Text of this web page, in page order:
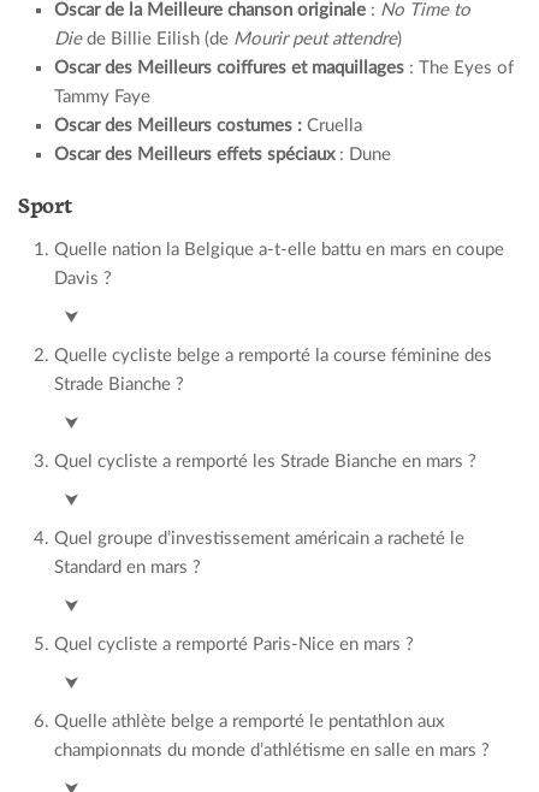
Oscar de la Meilleure chanson originale : No Time to
Diede Billie Eilish (de Mourir peut attendre)
Oscar des Meilleurs coiffures et maquillages : The Eyes of
Tammy Faye
Oscar des Meilleurs costumes : Cruella
Oscar des Meilleurs effets spéciaux: Dune
Sport
Quelle nation la Belgique a-t-elle battu en mars en coupe
Davis ?
Finlande
⮟
Quelle cycliste belge a remporté la course féminine des
Strade Bianche ?
Lotte Kopecky
⮟
Quel cycliste a remporté les Strade Bianche en mars ?
Tadej Pogacar
⮟
Quel groupe d’investissement américain a racheté le
Standard en mars ?
777 Partners
⮟
Quel cycliste a remporté Paris-Nice en mars ?
Primoz Roglic
⮟
Quelle athlète belge a remporté le pentathlon aux
championnats du monde d’athlétisme en salle en mars ?
Noor Vidts